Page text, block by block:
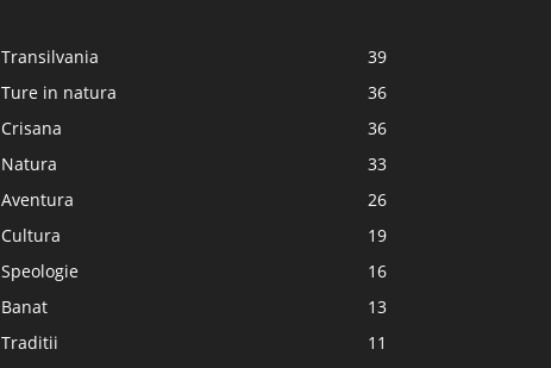
Transilvania
39
Ture in natura
36
Crisana
36
Natura
33
Aventura
26
Cultura
19
Speologie
16
Banat
13
Traditii
11